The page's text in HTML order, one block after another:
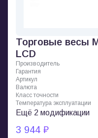
Торговые весы
LCD
Производитель
Гарантия
Артикул
Валюта
Класс точности
Температура эксплуатации
Ещё 2 модификации
3 944 ₽